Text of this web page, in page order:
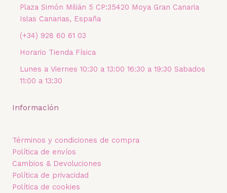
Plaza Simón Milián 5 CP:35420 Moya Gran Canaria
Islas Canarias, España
(+34) 928 60 61 03
Horario Tienda Física
Lunes a Viernes 10:30 a 13:00 16:30 a 19:30 Sabados
11:00 a 13:30
Información
Términos y condiciones de compra
Política de envíos
Cambios & Devoluciones
Política de privacidad
Política de cookies